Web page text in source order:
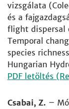
vizsgálata
és a
flight dispersal
Temporal
species
Hungarian
PDF letöltés
Csabai, Z. –